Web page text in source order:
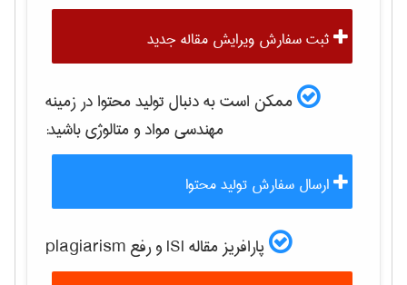
ثبت سفارش ویرایش مقاله جدید
ممکن است به دنبال تولید محتوا در زمینه
مهندسی مواد و متالوژیباشید:
ارسال سفارش تولید محتوا
پارافریز مقاله ISI و رفع plagiarism